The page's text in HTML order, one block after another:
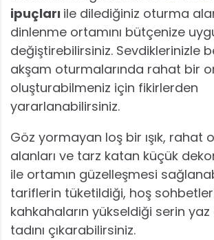
ipuçları ile dilediğiniz oturma
dinlenme ortamını bütçenize
değiştirebilirsiniz. Sevdiklerinizle
akşam oturmalarında rahat bir
oluşturabilmeniz için fikirlerden
yararlanabilirsiniz.
Göz yormayan loş bir ışık, rahat
alanları ve tarz katan küçük
ile ortamın güzelleşmesi
tariflerin tüketildiği, hoş
kahkahaların yükseldiği serin yaz
tadını çıkarabilirsiniz.